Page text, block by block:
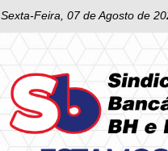
Sexta-Feira, 07 de Agosto de